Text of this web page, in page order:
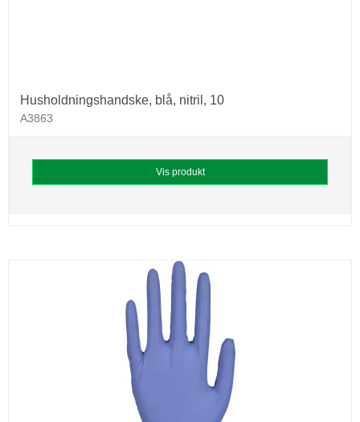
Husholdningshandske, blå, nitril, 10
A3863
Vis produkt